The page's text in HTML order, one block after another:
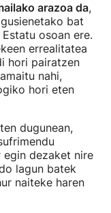
arazoa da,
bat
osoan ere.
errealitatea
hori pairatzen
nahi,
hori eten
dugunean,
dezaket nire
lagun batek
naiteke haren